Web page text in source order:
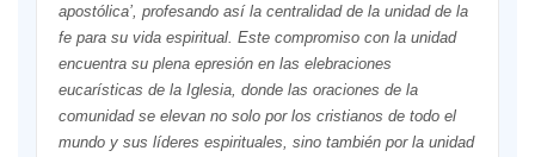
apostólica’, profesando así la centralidad de la unidad de la
fe para su vida espiritual. Este compromiso con la unidad
encuentra su plena epresión en las elebraciones
eucarísticas de la Iglesia, donde las oraciones de la
comunidad se elevan no solo por los cristianos de todo el
mundo y sus líderes espirituales, sino también por la unidad